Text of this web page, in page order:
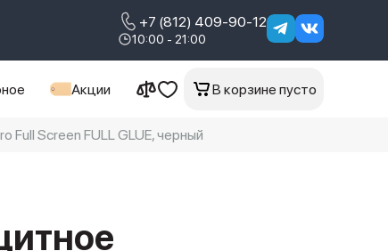
+7 (812) 409-90-12
10:00 - 21:00
Акции В корзине пусто
Screen FULL GLUE, черный